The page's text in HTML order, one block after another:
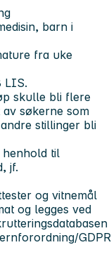
barn i
fra uke
LIS.
skulle bli flere
søkerne som
stillinger bli
henhold til
jf.
og vitnemål
og legges ved
GDPR